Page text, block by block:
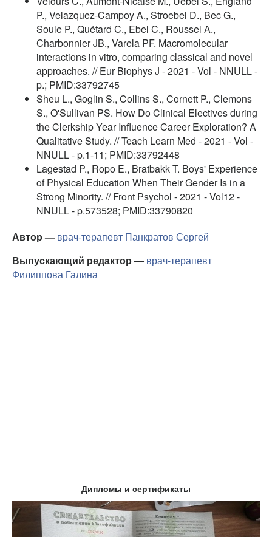
P., Velazquez-Campoy A., Stroebel D., Bec G.,
Soule P., Quétard C., Ebel C., Roussel A.,
Charbonnier JB., Varela PF. Macromolecular
interactions in vitro, comparing classical and novel
approaches. // Eur Biophys J - 2021 - Vol - NNULL -
p.; PMID:33792745
Sheu L., Goglin S., Collins S., Cornett P., Clemons
S., O'Sullivan PS. How Do Clinical Electives during
the Clerkship Year Influence Career Exploration? A
Qualitative Study. // Teach Learn Med - 2021 - Vol -
NNULL - p.1-11; PMID:33792448
Lagestad P., Ropo E., Bratbakk T. Boys' Experience
of Physical Education When Their Gender Is in a
Strong Minority. // Front Psychol - 2021 - Vol12 -
NNULL - p.573528; PMID:33790820
Автор — врач-терапевт Панкратов Сергей
Выпускающий редактор — врач-терапевт
Филиппова Галина
Дипломы и сертификаты